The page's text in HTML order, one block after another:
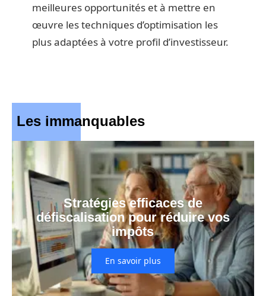
meilleures opportunités et à mettre en
œuvre les techniques d’optimisation les
plus adaptées à votre profil d’investisseur.
Les immanquables
Stratégies efficaces de
défiscalisation pour réduire vos
impôts
En savoir plus